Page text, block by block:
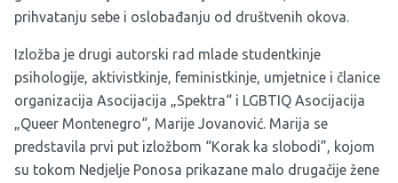
prihvatanju sebe i oslobađanju od društvenih okova.
Izložba je drugi autorski rad mlade studentkinje
psihologije, aktivistkinje, feministkinje, umjetnice i članice
organizacija Asocijacija „Spektra“ i LGBTIQ Asocijacija
„Queer Montenegro“, Marije Jovanović. Marija se
predstavila prvi put izložbom “Korak ka slobodi”, kojom
su tokom Nedjelje Ponosa prikazane malo drugačije žene